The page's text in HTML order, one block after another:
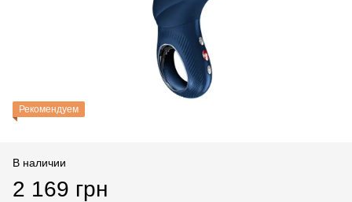
Рекомендуем
В наличии
2 169 грн